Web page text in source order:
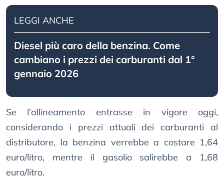
LEGGI ANCHE
Diesel più caro della benzina. Come
cambiano i prezzi dei carburanti dal 1°
gennaio 2026
Se l’allineamento entrasse in vigore oggi,
considerando i prezzi attuali dei carburanti al
distributore, la benzina verrebbe a costare 1,64
euro/litro, mentre il gasolio salirebbe a 1,68
euro/litro.